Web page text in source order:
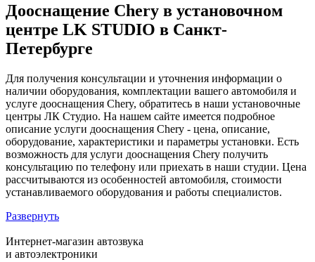
Дооснащение Chery в установочном
центре LK STUDIO в Санкт-
Петербурге
Для получения консультации и уточнения информации о
наличии оборудования, комплектации вашего автомобиля и
услуге дооснащения Chery, обратитесь в наши установочные
центры ЛК Студио. На нашем сайте имеется подробное
описание услуги дооснащения Chery - цена, описание,
оборудование, характеристики и параметры установки. Есть
возможность для услуги дооснащения Chery получить
консультацию по телефону или приехать в наши студии. Цена
рассчитываются из особенностей автомобиля, стоимости
устанавливаемого оборудования и работы специалистов.
Развернуть
Интернет-магазин автозвука
и автоэлектроники